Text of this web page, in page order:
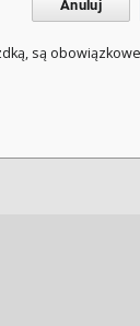
Anuluj
są